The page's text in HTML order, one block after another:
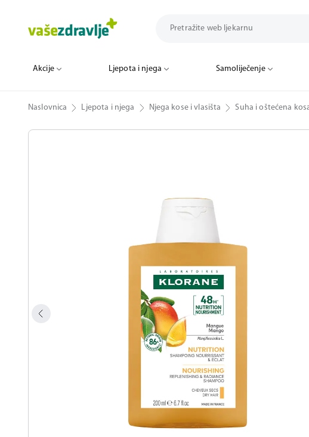
Akcije Ljepota i njega Samoliječenje
Naslovnica Ljepota i njega Njega kose i vlasišta Suha i oštećena